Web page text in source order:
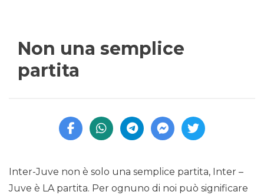
Non una semplice
partita
Inter-Juve non è solo una semplice partita, Inter –
Juve è LA partita. Per ognuno di noi può significare